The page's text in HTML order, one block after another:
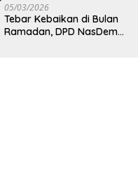
05/03/2026
Tebar Kebaikan di Bulan
Ramadan, DPD NasDem